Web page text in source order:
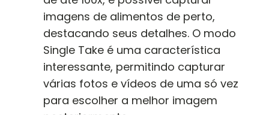
imagens de alimentos de perto,
destacando seus detalhes. O modo
Single Take é uma característica
interessante, permitindo capturar
várias fotos e vídeos de uma só vez
para escolher a melhor imagem